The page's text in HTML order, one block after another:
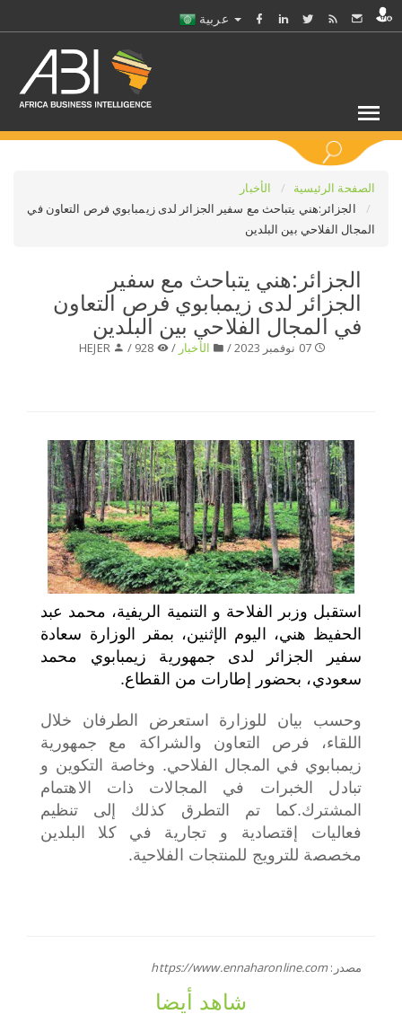
الصفحة الرئيسية
الأخبار
الجزائر:هني يتباحث مع سفير الجزائر لدى زيمبابوي فرص التعاون في
المجال الفلاحي بين البلدين
الجزائر:هني يتباحث مع سفير
الجزائر لدى زيمبابوي فرص التعاون
في المجال الفلاحي بين البلدين
07 نوفمبر 2023 / الأخبار /
HEJER
استقبل وزبر الفلاحة و التنمية الريفية، محمد عبد
الحفيظ هني، اليوم الإثنين، بمقر الوزارة سعادة
سفير الجزائر لدى جمهورية زيمبابوي محمد
سعودي، بحضور إطارات من القطاع.
وحسب بيان للوزارة استعرض الطرفان خلال
اللقاء، فرص التعاون والشراكة مع جمهورية
زيمبابوي في المجال الفلاحي. وخاصة التكوين و
تبادل الخبرات في المجالات ذات الاهتمام
المشترك.كما تم التطرق كذلك إلى تنظيم
فعاليات إقتصادية و تجارية في كلا البلدين
مخصصة للترويج للمنتجات الفلاحية.
مصدر:https://www.ennaharonline.com
شاهد أيضا